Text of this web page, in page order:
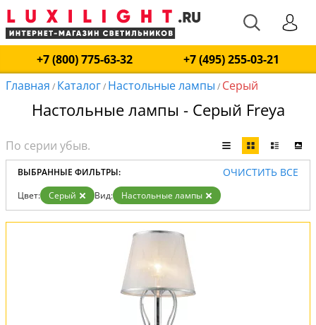
+7 (800) 775-63-32
+7 (495) 255-03-21
Главная / Каталог/ Настольные лампы / Серый
Настольные лампы - Серый Freya
ВЫБРАННЫЕ ФИЛЬТРЫ: ОЧИСТИТЬ ВСЕ
Цвет: Серый Вид: Настольные лампы